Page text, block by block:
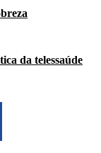
da telessaúde